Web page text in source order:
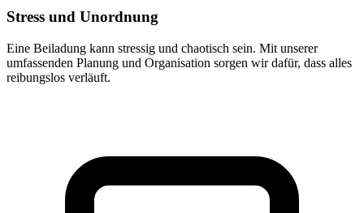
Stress und Unordnung
Eine Beiladung kann stressig und chaotisch sein. Mit unserer
umfassenden Planung und Organisation sorgen wir dafür, dass alles
reibungslos verläuft.